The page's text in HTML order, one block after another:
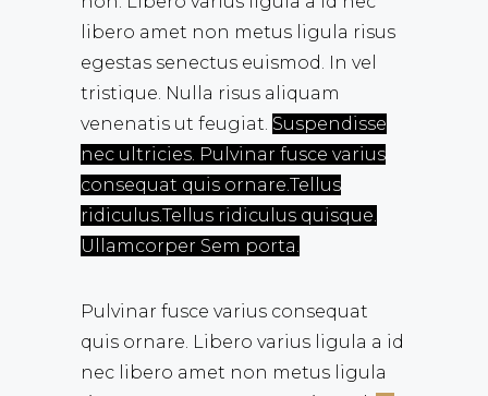
libero amet non metus ligula risus
egestas senectus euismod. In vel
tristique. Nulla risus aliquam
venenatis ut feugiat. Suspendisse
nec ultricies. Pulvinar fusce varius
consequat quis ornare.Tellus
ridiculus.Tellus ridiculus quisque.
Ullamcorper Sem porta.
Pulvinar fusce varius consequat
quis ornare. Libero varius ligula a id
nec libero amet non metus ligula